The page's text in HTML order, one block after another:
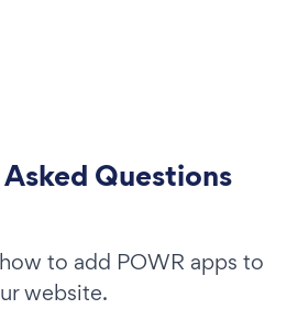
Questions
to add POWR apps to
website.